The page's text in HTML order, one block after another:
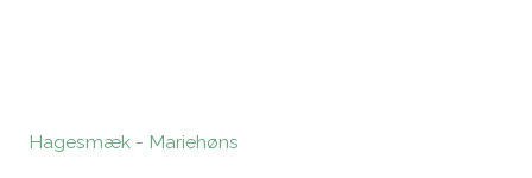
Hagesmæk - Mariehøns